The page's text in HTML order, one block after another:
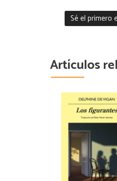
Sé el primero
Artículos